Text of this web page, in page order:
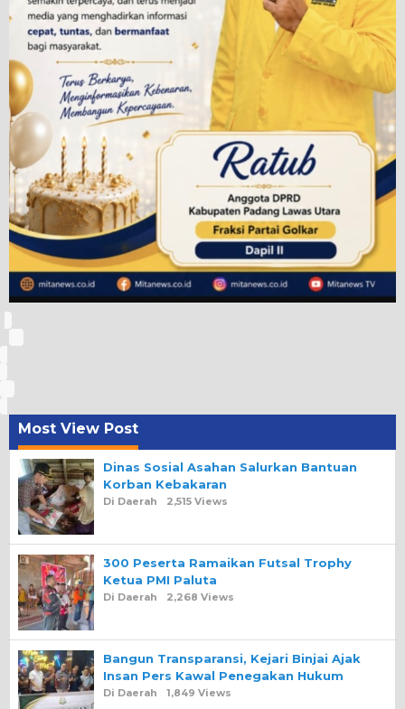
Most View Post
Dinas Sosial Asahan Salurkan Bantuan
Korban Kebakaran
Di Daerah 2,515 Views
300 Peserta Ramaikan Futsal Trophy
Ketua PMI Paluta
Di Daerah 2,268 Views
Bangun Transparansi, Kejari Binjai Ajak
Insan Pers Kawal Penegakan Hukum
Di Daerah 1,849 Views